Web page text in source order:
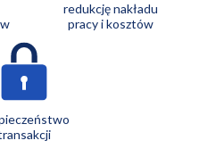
redukcję nakładu
pracy i kosztów